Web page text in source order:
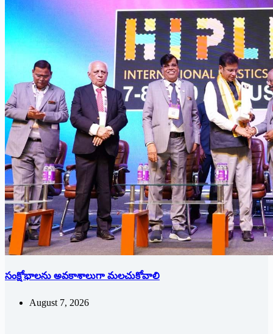
సంక్షోభాలను అవకాశాలుగా మలచుకోవాలి
August 7, 2026